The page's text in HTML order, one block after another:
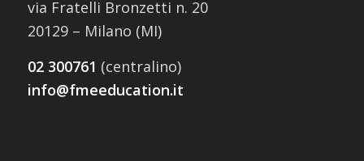
via Fratelli Bronzetti n. 20
20129 – Milano (MI)
02 300761 (centralino)
info@fmeeducation.it